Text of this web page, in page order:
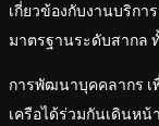
เกี่ยวข้องกับงานบริก
มาตรฐานระดับสากล
การพัฒนาบุคคลากร เ
เครือได้ร่วมกันเดินหน้